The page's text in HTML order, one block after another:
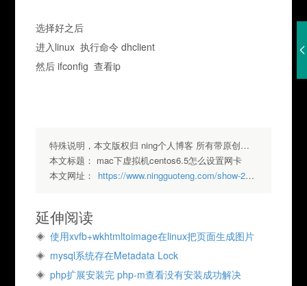
选择好之后
进入linux 执行命令 dhclient
然后 ifconfig 查看ip
特殊说明，本文版权归 ning个人博客 所有带原创标签请勿转载，转载请注明出处.
本文标题： mac下虚拟机centos6.5怎么设置网卡
本文网址：
https://www.ningguoteng.com/show-267.html
延伸阅读
使用xvfb+wkhtmltoimage在linux把页面生成图片
mysql系统存在Metadata Lock
php扩展安装完 php-m查看没有安装成功解决
